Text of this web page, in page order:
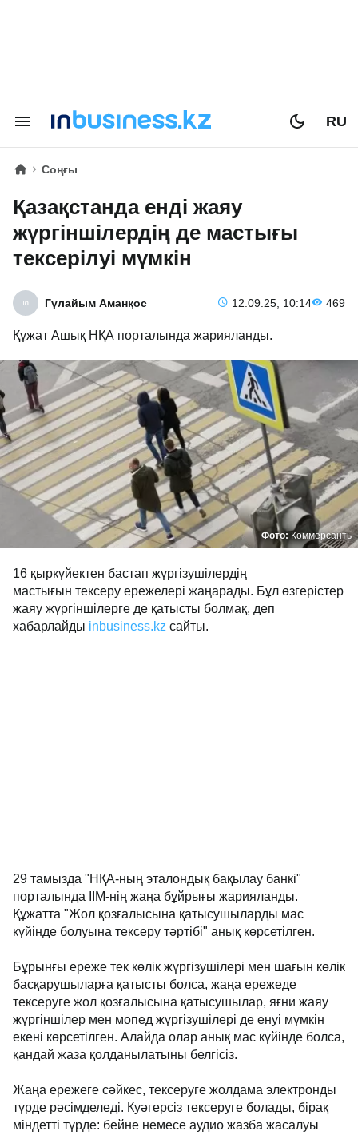
RU
Соңғы
Қазақстанда енді жаяу
жүргіншілердің де мастығы
тексерілуі мүмкін
Гүлайым Аманқос 12.09.25, 10:14 469
Құжат Ашық НҚА порталында жарияланды.
Фото: Коммерсанть
16 қыркүйектен бастап жүргізушілердің
мастығын тексеру ережелері жаңарады. Бұл өзгерістер
жаяу жүргіншілерге де қатысты болмақ, деп
хабарлайды inbusiness.kz сайты.
29 тамызда "НҚА-ның эталондық бақылау банкі"
порталында ІІМ-нің жаңа бұйрығы жарияланды.
Құжатта "Жол қозғалысына қатысушыларды мас
күйінде болуына тексеру тәртібі" анық көрсетілген.
Бұрынғы ереже тек көлік жүргізушілері мен шағын көлік
басқарушыларға қатысты болса, жаңа ережеде
тексеруге жол қозғалысына қатысушылар, яғни жаяу
жүргіншілер мен мопед жүргізушілері де енуі мүмкін
екені көрсетілген. Алайда олар анық мас күйінде болса,
қандай жаза қолданылатыны белгісіз.
Жаңа ережеге сәйкес, тексеруге жолдама электронды
түрде рәсімделеді. Куәгерсіз тексеруге болады, бірақ
міндетті түрде: бейне немесе аудио жазба жасалуы